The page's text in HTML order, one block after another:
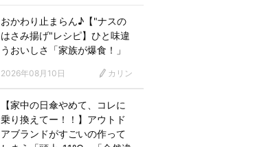
おかわり止まらん♪【"ナスの
はさみ揚げ"レシピ】ひと味違
うおいしさ「家族が爆食！」
2026年08月10日 カリン
【家中の日傘やめて、コレに
乗り換えてー！！】アウトド
アブランドがすごいの作って